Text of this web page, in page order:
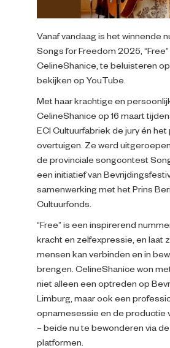
Vanaf vandaag is het winnende
Songs for Freedom 2025, “Free”
CelineShanice, te beluisteren
bekijken op YouTube.
Met haar krachtige en
CelineShanice op 16 maart
ECI Cultuurfabriek de jury én het
overtuigen. Ze werd
de provinciale songcontest
een initiatief van
samenwerking met het Prins
Cultuurfonds.
“Free” is een inspirerend
kracht en zelfexpressie, en laat
mensen kan verbinden en in
brengen. CelineShanice won
niet alleen een optreden op
Limburg, maar ook een
opnamesessie en de productie
– beide nu te bewonderen via
platformen.